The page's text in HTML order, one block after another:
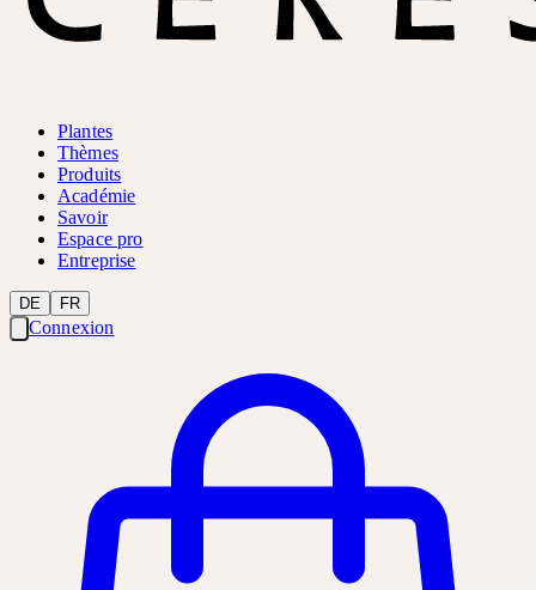
Plantes
Thèmes
Produits
Académie
Savoir
Espace pro
Entreprise
DE FR
Connexion